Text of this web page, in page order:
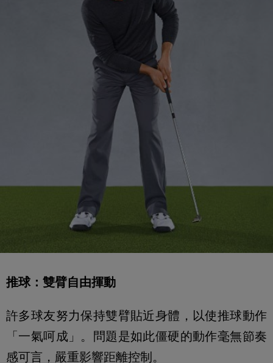
推球：雙臂自由揮動
許多球友努力保持雙臂貼近身體，以使推球動作
「一氣呵成」。問題是如此僵硬的動作毫無節奏
感可言，嚴重影響距離控制。